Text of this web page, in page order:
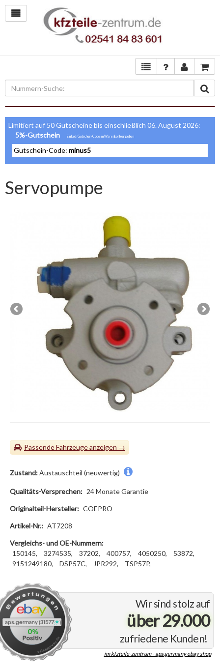
Limitiert auf 50 Gutscheine bis einschließlich 06. August 2026:
5%-Gutschein
Gutschein-Code: minus5
Servopumpe
Passende Fahrzeuge
Wir sind stolz auf
über 29.000
zufriedene Kunden!
im kfzteile-zentrum - aps.germany ebay shop
Zustand:Austauschteil (neuwertig)
Qualitäts-Versprechen: 24 Monate Garantie
Originalteil-Hersteller: COEPRO
Artikel-Nr.: AT7208
Vergleichs- und OE-Nummern:
150145,
3274535, 37202, 400757, 4050250,
53872,
9151249180,
DSP57C, JPR292, TSP57P,